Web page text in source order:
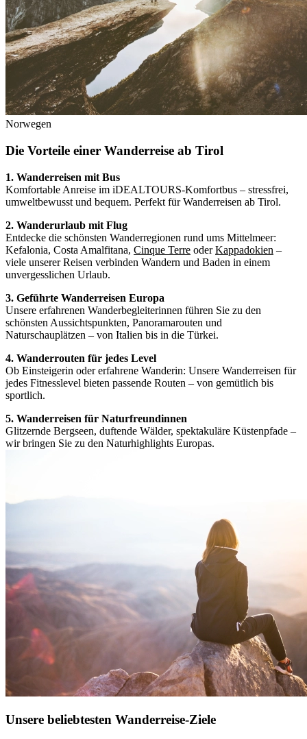
Norwegen
Die Vorteile einer Wanderreise ab Tirol
1. Wanderreisen mit Bus
Komfortable Anreise im iDEALTOURS-Komfortbus – stressfrei,
umweltbewusst und bequem. Perfekt für Wanderreisen ab Tirol.
2. Wanderurlaub mit Flug
Entdecke die schönsten Wanderregionen rund ums Mittelmeer:
Kefalonia, Costa Amalfitana, Cinque Terre oderKappadokien –
viele unserer Reisen verbinden Wandern und Baden in einem
unvergesslichen Urlaub.
3. Geführte Wanderreisen Europa
Unsere erfahrenen Wanderbegleiterinnen führen Sie zu den
schönsten Aussichtspunkten, Panoramarouten und
Naturschauplätzen – von Italien bis in die Türkei.
4. Wanderrouten für jedes Level
Ob Einsteigerin oder erfahrene Wanderin: Unsere Wanderreisen für
jedes Fitnesslevel bieten passende Routen – von gemütlich bis
sportlich.
5. Wanderreisen für Naturfreundinnen
Glitzernde Bergseen, duftende Wälder, spektakuläre Küstenpfade –
wir bringen Sie zu den Naturhighlights Europas.
Unsere beliebtesten Wanderreise-Ziele